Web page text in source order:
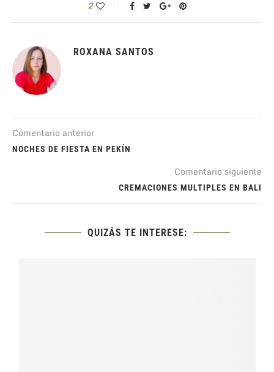
2
ROXANA SANTOS
Comentario anterior
NOCHES DE FIESTA EN PEKÍN
Comentario siguiente
CREMACIONES MULTIPLES EN BALI
QUIZÁS TE INTERESE: